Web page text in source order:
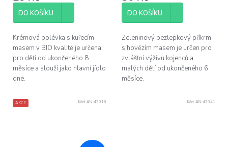
DO KOŠÍKU
Krémová polévka s kuřecím
masem v BIO kvalitě je určena
pro děti od ukončeného 8.
měsíce a slouží jako hlavní jídlo
dne.
DO KOŠÍKU
Zeleninový bezlepkový příkrm
s hovězím masem je určen pro
zvláštní výživu kojenců a
malých dětí od ukončeného 6.
měsíce.
AKCE Kód: AN-43018 Kód: AN-43041